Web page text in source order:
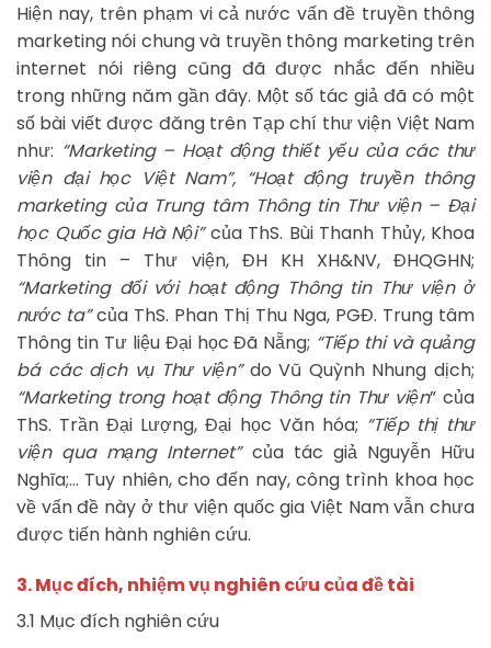
Hiện nay, trên phạm vi cả nước vấn đề truyền thông
marketing nói chung và truyền thông marketing trên
internet nói riêng cũng đã được nhắc đến nhiều
trong những năm gần đây. Một số tác giả đã có một
số bài viết được đăng trên Tạp chí thư viện Việt Nam
như: “Marketing – Hoạt động thiết yếu của các thư
viện đại học Việt Nam”, “Hoạt động truyền thông
marketing của Trung tâm Thông tin Thư viện – Đại
học Quốc gia Hà Nội”của ThS. Bùi Thanh Thủy, Khoa
Thông tin – Thư viện, ĐH KH XH&NV, ĐHQGHN;
“Marketing đối với hoạt động Thông tin Thư viện ở
nước ta”của ThS. Phan Thị Thu Nga, PGĐ. Trung tâm
Thông tin Tư liệu Đại học Đã Nẵng; “Tiếp thi và quảng
bá các dịch vụ Thư viện”do Vũ Quỳnh Nhung dịch;
“Marketing trong hoạt động Thông tin Thư viện” của
ThS. Trần Đại Lượng, Đại học Văn hóa; “Tiếp thị thư
viện qua mạng Internet”của tác giả Nguyễn Hữu
Nghĩa;… Tuy nhiên, cho đến nay, công trình khoa học
về vấn đề này ở thư viện quốc gia Việt Nam vẫn chưa
được tiến hành nghiên cứu.
3. Mục đích, nhiệm vụ nghiên cứu của đề tài
3.1 Mục đích nghiên cứu